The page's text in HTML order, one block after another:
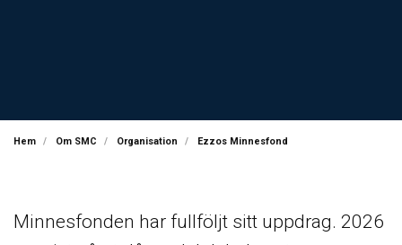
Hem Om SMC Organisation Ezzos Minnesfond
Minnesfonden har fullföljt sitt uppdrag. 2026